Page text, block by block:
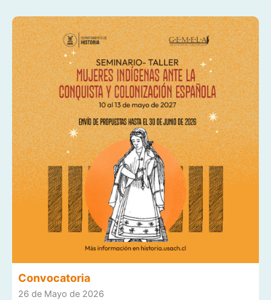
Convocatoria
26 de Mayo de 2026